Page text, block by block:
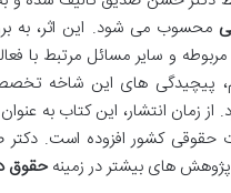
محسوب می شود. این اثر، به
مربوطه و سایر مسائل مرتبط
پیچیدگی های این شاخه
زمان انتشار، این کتاب به
حقوقی کشور افزوده است.
پژوهش های بیشتر در زمینهحقوق